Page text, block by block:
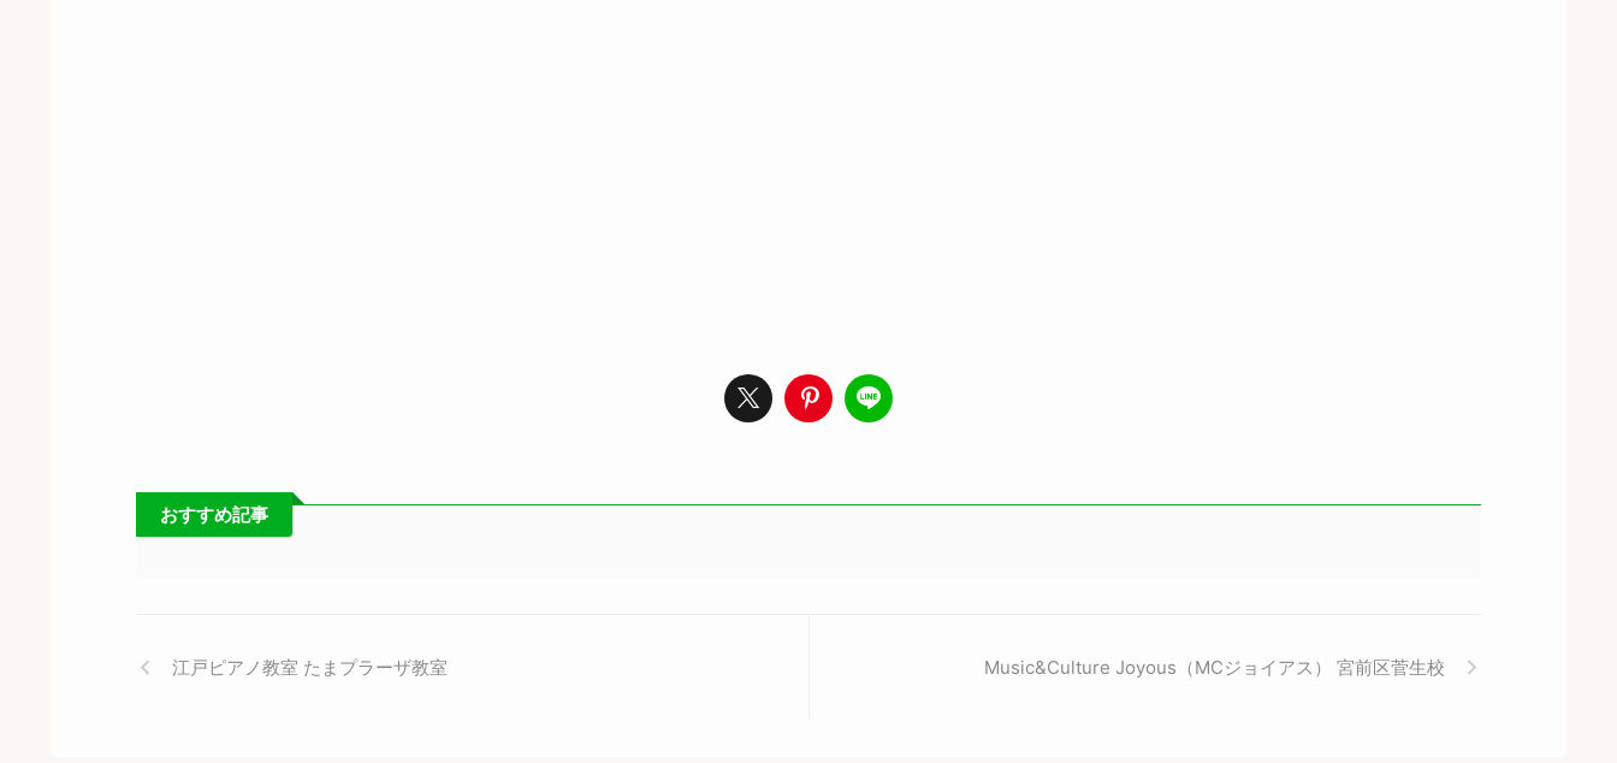
おすすめ記事
江戸ピアノ教室 たまプラーザ教室 Music&Culture Joyous（MCジョイアス） 宮前区菅生校